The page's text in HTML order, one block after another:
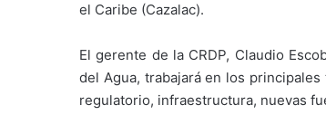
el Caribe (Cazalac).
El gerente de la CRDP, Claudio
del Agua, trabajará en los
regulatorio, infraestructura, nuevas